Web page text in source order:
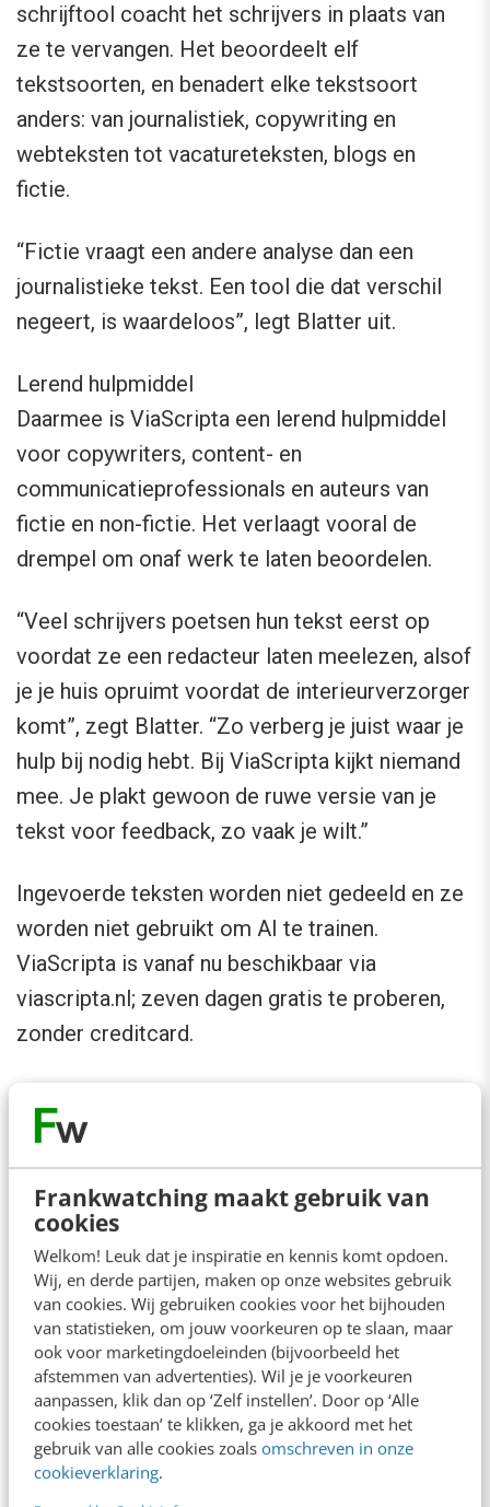
Frankwatching maakt gebruik van
cookies
Welkom! Leuk dat je inspiratie en kennis komt opdoen.
Wij, en derde partijen, maken op onze websites gebruik
van cookies. Wij gebruiken cookies voor het bijhouden
van statistieken, om jouw voorkeuren op te slaan, maar
ook voor marketingdoeleinden (bijvoorbeeld het
afstemmen van advertenties). Wil je je voorkeuren
aanpassen, klik dan op ‘Zelf instellen’. Door op ‘Alle
cookies toestaan’ te klikken, ga je akkoord met het
gebruik van alle cookies zoals omschreven in onze
cookieverklaring.
schrijftool coacht het schrijvers in plaats van
ze te vervangen. Het beoordeelt elf
tekstsoorten, en benadert elke tekstsoort
anders: van journalistiek, copywriting en
webteksten tot vacatureteksten, blogs en
fictie.
“Fictie vraagt een andere analyse dan een
journalistieke tekst. Een tool die dat verschil
negeert, is waardeloos”, legt Blatter uit.
Lerend hulpmiddel
Daarmee is ViaScripta een lerend hulpmiddel
voor copywriters, content- en
communicatieprofessionals en auteurs van
fictie en non-fictie. Het verlaagt vooral de
drempel om onaf werk te laten beoordelen.
“Veel schrijvers poetsen hun tekst eerst op
voordat ze een redacteur laten meelezen, alsof
je je huis opruimt voordat de interieurverzorger
komt”, zegt Blatter. “Zo verberg je juist waar je
hulp bij nodig hebt. Bij ViaScripta kijkt niemand
mee. Je plakt gewoon de ruwe versie van je
tekst voor feedback, zo vaak je wilt.”
Ingevoerde teksten worden niet gedeeld en ze
worden niet gebruikt om AI te trainen.
ViaScripta is vanaf nu beschikbaar via
viascripta.nl; zeven dagen gratis te proberen,
zonder creditcard.
channel en valt buiten de verantwoordelijkheid
van de redactie.
Ook interessant voor jou
Bekijk alle blogartikelen →
Je merk opleveren? Waarom een PDF niet
meer genoeg is
5 min Danny Verroen
Geef structuur aan je content met een
contentbibliotheek [5 stappen]